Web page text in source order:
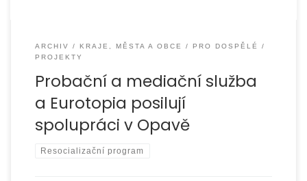
ARCHIV KRAJE, MĚSTA A OBCE
PRO DOSPĚLÉ
PROJEKTY
Probační a mediační služba
a Eurotopia posilují
spolupráci v Opavě
Resocializační program